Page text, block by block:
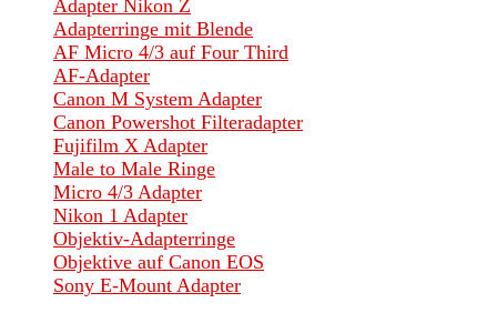
Adapter Nikon Z
Adapterringe mit Blende
AF Micro 4/3 auf Four Third
AF-Adapter
Canon M System Adapter
Canon Powershot Filteradapter
Fujifilm X Adapter
Male to Male Ringe
Micro 4/3 Adapter
Nikon 1 Adapter
Objektiv-Adapterringe
Objektive auf Canon EOS
Sony E-Mount Adapter